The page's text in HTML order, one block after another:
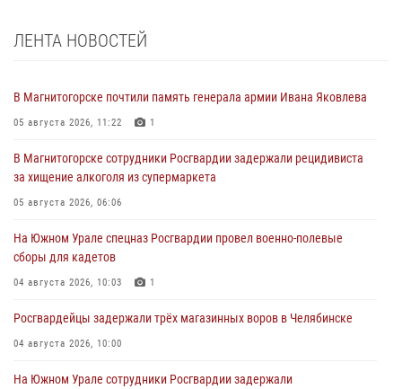
ЛЕНТА НОВОСТЕЙ
В Магнитогорске почтили память генерала армии Ивана Яковлева
05 августа 2026, 11:22 1
В Магнитогорске сотрудники Росгвардии задержали рецидивиста
за хищение алкоголя из супермаркета
05 августа 2026, 06:06
На Южном Урале спецназ Росгвардии провел военно-полевые
сборы для кадетов
04 августа 2026, 10:03 1
Росгвардейцы задержали трёх магазинных воров в Челябинске
04 августа 2026, 10:00
На Южном Урале сотрудники Росгвардии задержали